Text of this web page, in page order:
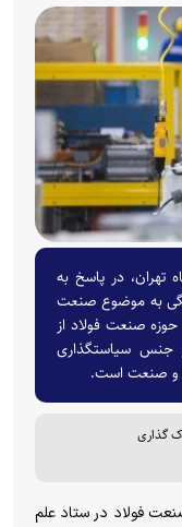
در پاسخ به
به موضوع صنعت
صنعت فولاد از
سیاستگذاری
و صنعت است.
گذاری
فولاد در ستاد علم